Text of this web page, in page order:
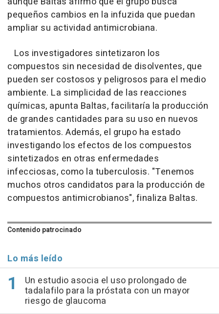
pequeños cambios en la infuzida que puedan
ampliar su actividad antimicrobiana.
Los investigadores sintetizaron los
compuestos sin necesidad de disolventes, que
pueden ser costosos y peligrosos para el medio
ambiente. La simplicidad de las reacciones
químicas, apunta Baltas, facilitaría la producción
de grandes cantidades para su uso en nuevos
tratamientos. Además, el grupo ha estado
investigando los efectos de los compuestos
sintetizados en otras enfermedades
infecciosas, como la tuberculosis. "Tenemos
muchos otros candidatos para la producción de
compuestos antimicrobianos", finaliza Baltas.
Contenido patrocinado
Lo más leído
Un estudio asocia el uso prolongado de
tadalafilo para la próstata con un mayor
riesgo de glaucoma